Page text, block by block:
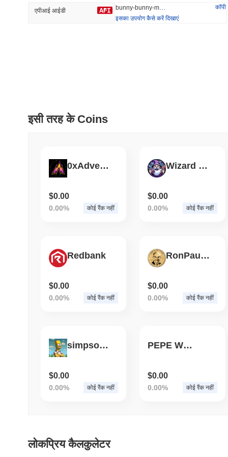
एपीआई आईडी
कॉपी
इसका उपयोग कैसे करें दिखाएं
इसी तरह के Coins
0xAdventure
$0.00
0.00% कोई रैंक नहीं
Wizard World WIZ
$0.00
0.00% कोई रैंक नहीं
Redbank
$0.00
0.00% कोई रैंक नहीं
RonPaulCoin (Base)
$0.00
0.00% कोई रैंक नहीं
simpson in a memes world
$0.00
0.00% कोई रैंक नहीं
PEPE WILLING
$0.00
0.00% कोई रैंक नहीं
लोकप्रिय कैलकुलेटर